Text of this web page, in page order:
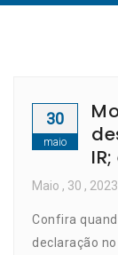
30
maio
Maio , 30 , 2023
Confira
declaração no